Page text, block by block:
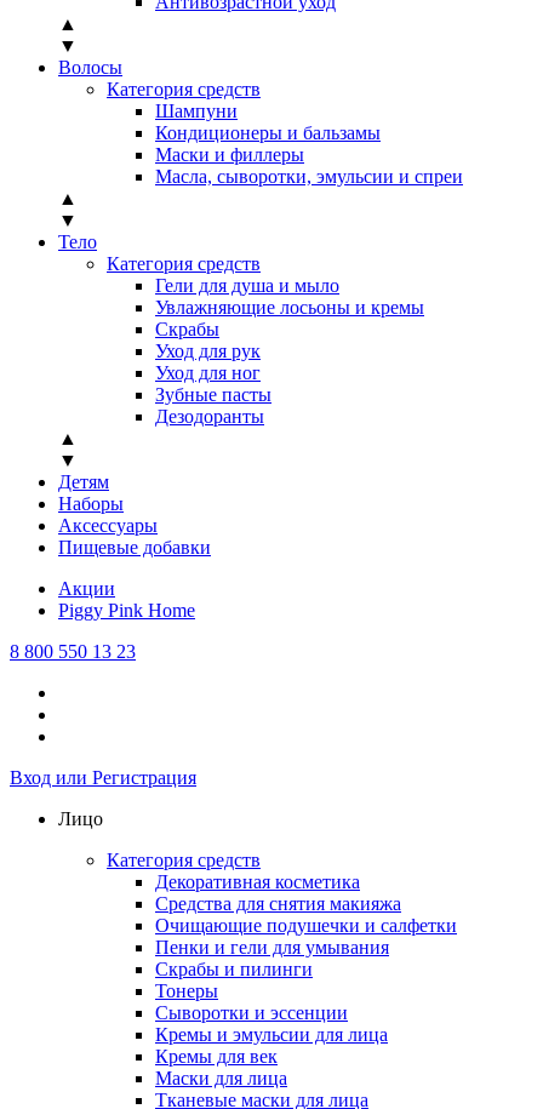
▲
▼
Волосы
Категория средств
Шампуни
Кондиционеры и бальзамы
Маски и филлеры
Масла, сыворотки, эмульсии и спреи
▲
▼
Тело
Категория средств
Гели для душа и мыло
Увлажняющие лосьоны и кремы
Скрабы
Уход для рук
Уход для ног
Зубные пасты
Дезодоранты
▲
▼
Детям
Наборы
Аксессуары
Пищевые добавки
Акции
Piggy Pink Home
8 800 550 13 23
Вход или Регистрация
Лицо
Категория средств
Декоративная косметика
Средства для снятия макияжа
Очищающие подушечки и салфетки
Пенки и гели для умывания
Скрабы и пилинги
Тонеры
Сыворотки и эссенции
Кремы и эмульсии для лица
Кремы для век
Маски для лица
Тканевые маски для лица